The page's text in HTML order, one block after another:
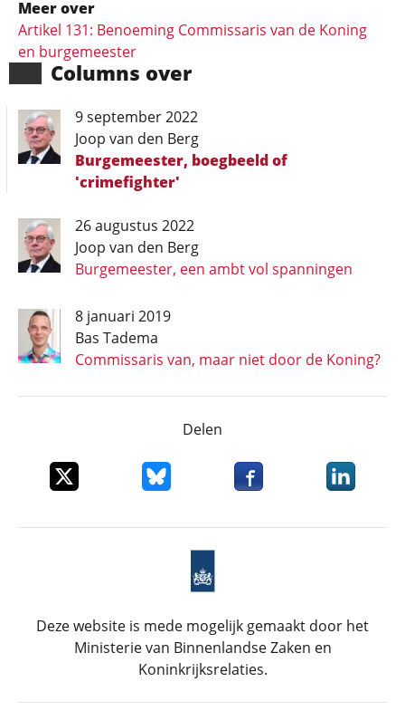
Meer over
Artikel 131: Benoeming Commissaris van de Koning
en burgemeester
Columns over
9 september 2022
Joop van den Berg
Burgemeester, boegbeeld of
'crimefighter'
26 augustus 2022
Joop van den Berg
Burgemeester, een ambt vol spanningen
8 januari 2019
Bas Tadema
Commissaris van, maar niet door de Koning?
Delen
Deel dit item op XDeel dit item op Bluesky
Deel dit item opDeel dit
Deze website is mede mogelijk gemaakt door het
Ministerie van Binnenlandse Zaken en
Koninkrijksrelaties.